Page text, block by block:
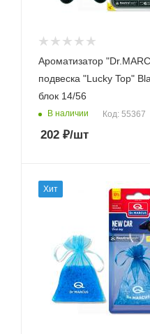
Ароматизатор
подвеска "Lucky Top"
блок 14/56
В наличии Код: 55367
202 ₽/шт
Хит